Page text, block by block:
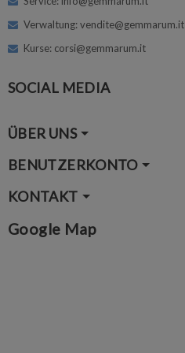
Verwaltung: vendite@gemmarum.it
Kurse: corsi@gemmarum.it
SOCIAL MEDIA
ÜBER UNS
BENUTZERKONTO
KONTAKT
Google Map